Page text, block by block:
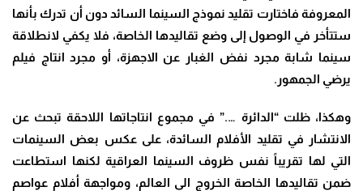
المعروفة فاختارت تقليد نموذج السينما السائد دون أن تدرك بأنها
ستتأخر في الوصول إلى وضع تقاليدها الخاصة، فلا يكفي لانطلاقة
سينما شابة مجرد نفض الغبار عن الاجهزة، أو مجرد انتاج فيلم
يرضي الجمهور .
وهكذا، ظلت “الدائرة ….” في مجموع انتاجاتها اللاحقة تبحث عن
الانتشار في تقليد الأفلام السائدة، على عكس بعض السينمات
التي لها تقريباً نفس ظروف السينما العراقية لكنها استطاعت
ضمن تقاليدها الخاصة الخروج الى العالم، ومواجهة أفلام عواصم